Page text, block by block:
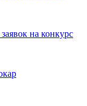
на конкурс